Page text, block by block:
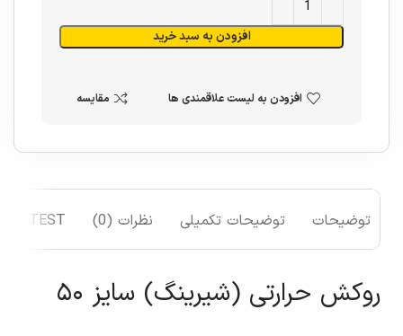
افزودن به سبد خرید
افزودن به لیست علاقمندی ها مقایسه
توضیحات توضیحات تکمیلی نظرات (0) TEST
روکش حرارتی (شیرینگ) سایز ۵۰